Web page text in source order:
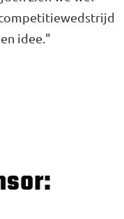
idee."